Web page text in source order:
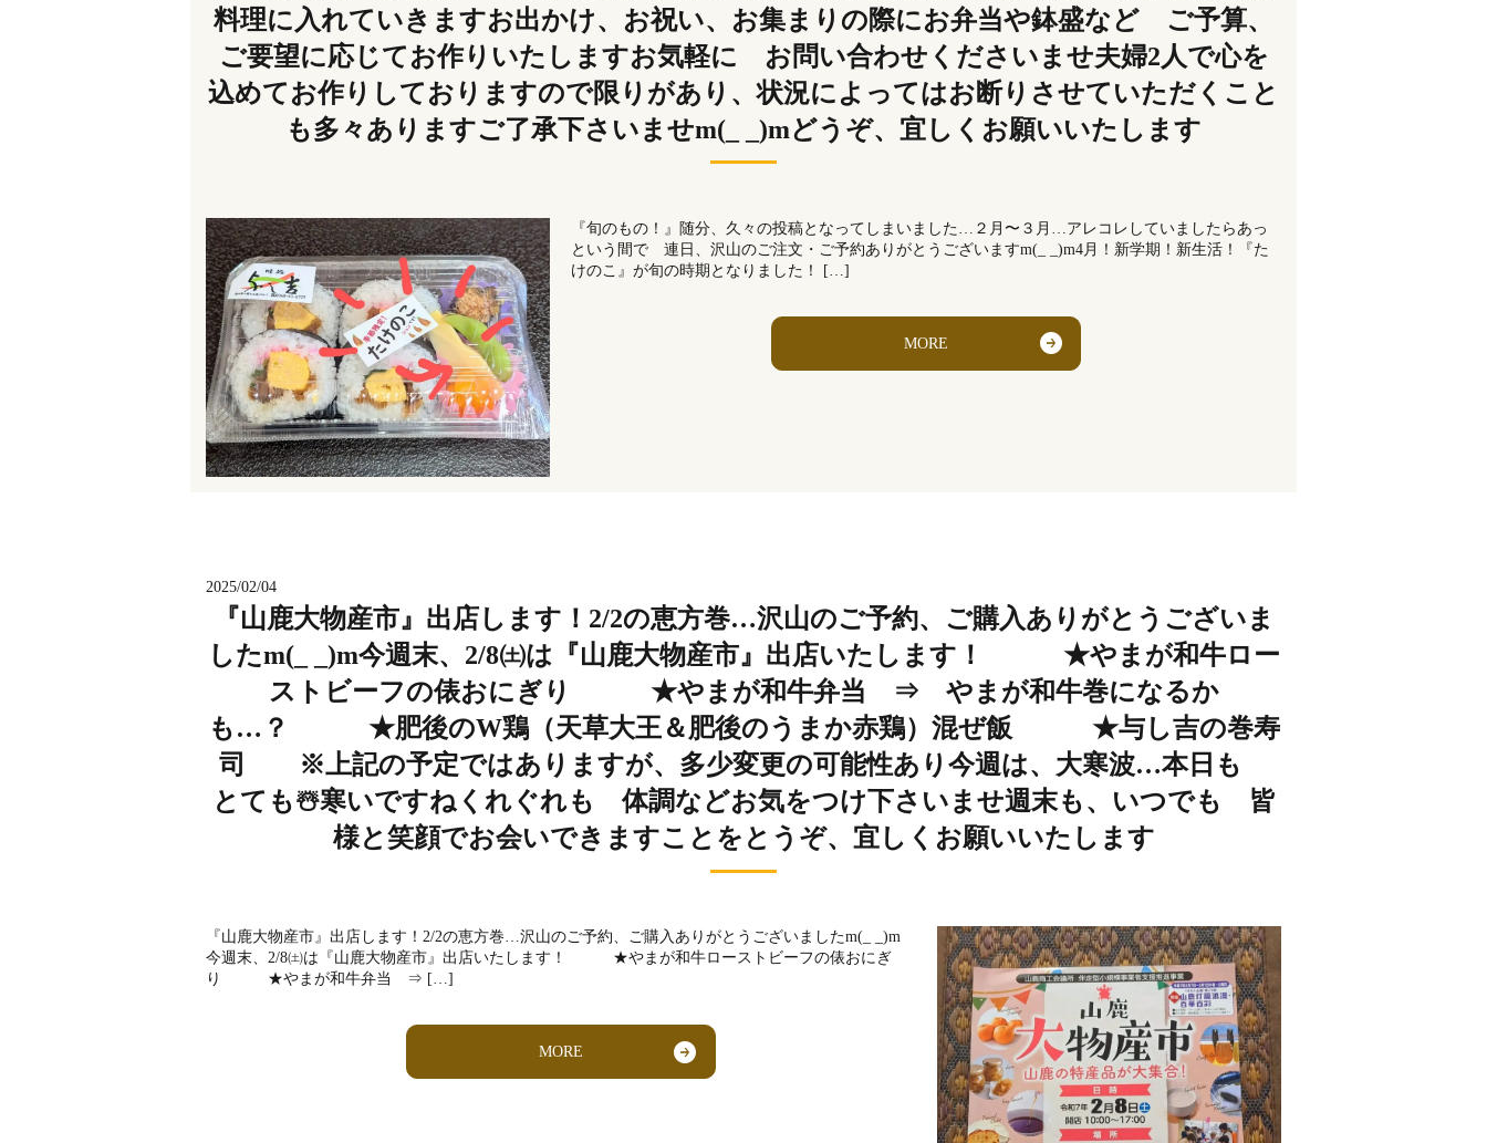
料理に入れていきますお出かけ、お祝い、お集まりの際にお弁当や鉢盛など ご予算、
ご要望に応じてお作りいたしますお気軽に お問い合わせくださいませ夫婦2人で心を
込めてお作りしておりますので限りがあり、状況によってはお断りさせていただくこと
も多々ありますご了承下さいませm(_ _)mどうぞ、宜しくお願いいたします
『旬のもの！』随分、久々の投稿となってしまいました…２月〜３月…アレコレしていましたらあっ
という間で 連日、沢山のご注文・ご予約ありがとうございますm(_ _)m4月！新学期！新生活！『た
けのこ』が旬の時期となりました！ […]
MORE
2025/02/04
『山鹿大物産市』出店します！2/2の恵方巻…沢山のご予約、ご購入ありがとうございま
したm(_ _)m今週末、2/8㈯は『山鹿大物産市』出店いたします！ ★やまが和牛ロー
ストビーフの俵おにぎり ★やまが和牛弁当 ⇒ やまが和牛巻になるか
も…？ ★肥後のW鶏（天草大王＆肥後のうまか赤鶏）混ぜ飯 ★与し吉の巻寿
司 ※上記の予定ではありますが、多少変更の可能性あり今週は、大寒波…本日も
とても☃️寒いですねくれぐれも 体調などお気をつけ下さいませ週末も、いつでも 皆
様と笑顔でお会いできますことをとうぞ、宜しくお願いいたします
『山鹿大物産市』出店します！2/2の恵方巻…沢山のご予約、ご購入ありがとうございましたm(_ _)m
今週末、2/8㈯は『山鹿大物産市』出店いたします！ ★やまが和牛ローストビーフの俵おにぎ
り ★やまが和牛弁当 ⇒ […]
MORE